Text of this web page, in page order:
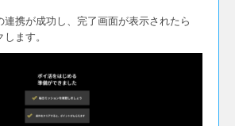
連携が成功し、完了画面が表示されたら
ます。